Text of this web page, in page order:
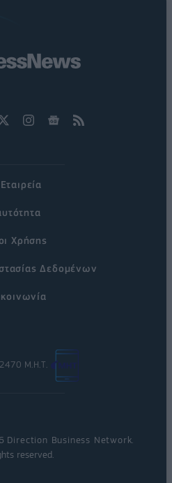
Χρήσης
Δεδομένων
Μ.Η.Τ.
Direction Business Network.
reserved.